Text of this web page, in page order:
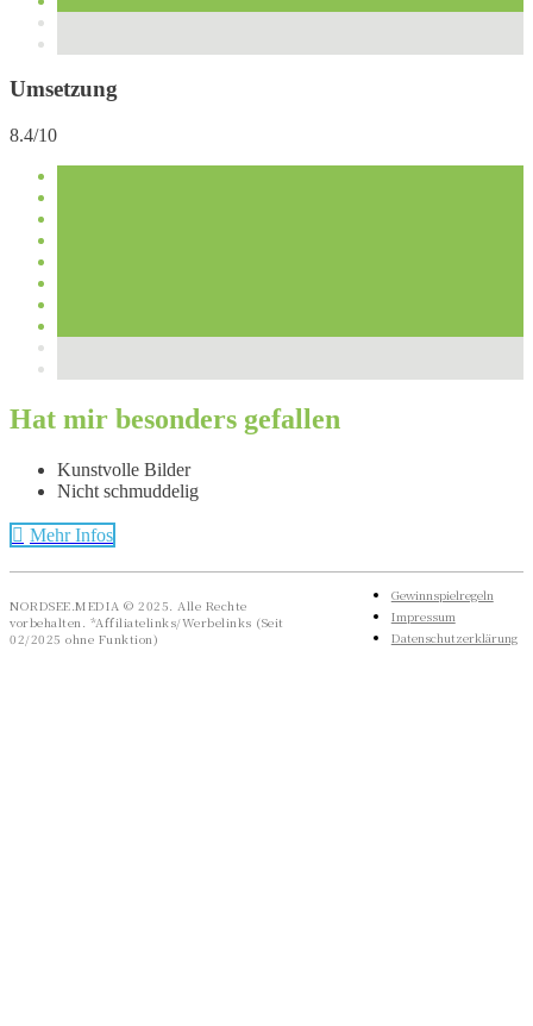
Umsetzung
8.4/10
Hat mir besonders gefallen
Kunstvolle Bilder
Nicht schmuddelig
Mehr Infos
NORDSEE.MEDIA © 2025. Alle Rechte
vorbehalten. *Affiliatelinks/Werbelinks (Seit
02/2025 ohne Funktion)
Gewinnspielregeln
Impressum
Datenschutzerklärung